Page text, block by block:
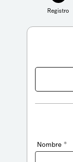
Registro
Nombre *